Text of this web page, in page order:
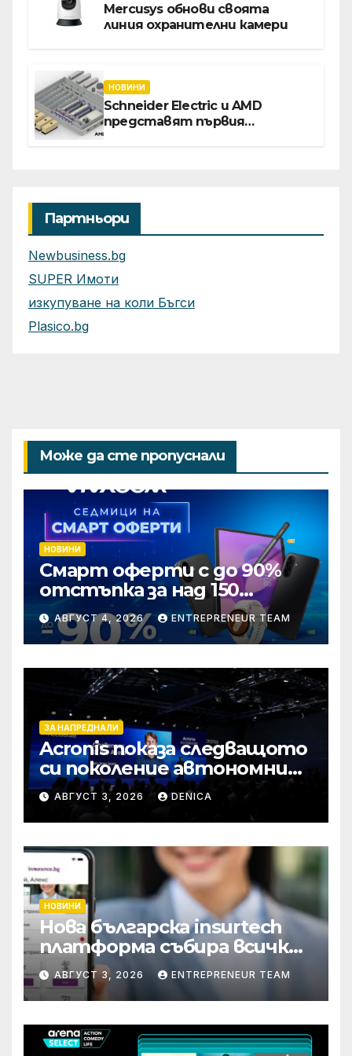
Mercusys обнови своята
линия охранителни камери
НОВИНИ
Schneider Electric и AMD
представят първия
Партньори
Newbusiness.bg
SUPER Имоти
изкупуване на коли Бъгси
Plasico.bg
Може да сте пропуснали
НОВИНИ
Смарт оферти с до 90%
отстъпка за над 150
устройства от Vivacom
през август
АВГУСТ 4, 2026 ENTREPRENEUR TEAM
ЗА НАПРЕДНАЛИ
Acronis показа следващото
си поколение автономни
услуги
АВГУСТ 3, 2026 DENICA
НОВИНИ
Нова българска insurtech
платформа събира всички
застраховки на едно
място
АВГУСТ 3, 2026 ENTREPRENEUR TEAM